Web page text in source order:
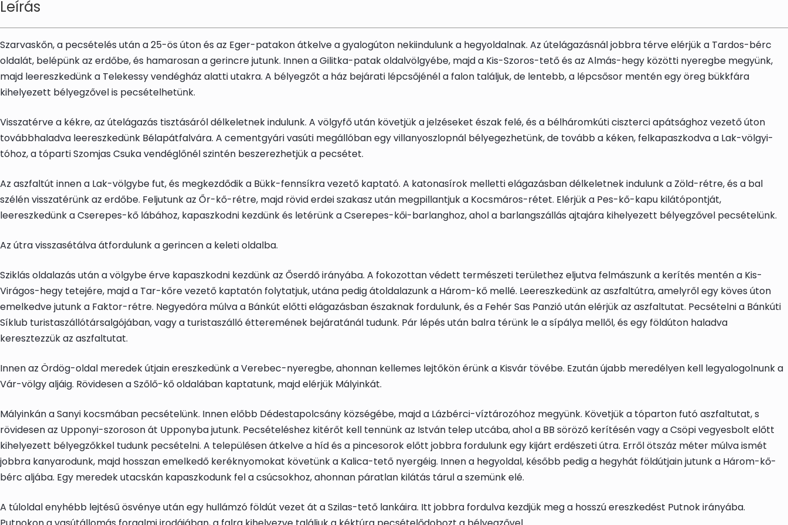
Leírás
Szarvaskőn, a pecsételés után a 25-ös úton és az Eger-patakon átkelve a gyalogúton nekiindulunk a hegyoldalnak. Az útelágazásnál jobbra térve elérjük a Tardos-bérc
oldalát, belépünk az erdőbe, és hamarosan a gerincre jutunk. Innen a Gilitka-patak oldalvölgyébe, majd a Kis-Szoros-tető és az Almás-hegy közötti nyeregbe megyünk,
majd leereszkedünk a Telekessy vendégház alatti utakra. A bélyegzőt a ház bejárati lépcsőjénél a falon találjuk, de lentebb, a lépcsősor mentén egy öreg bükkfára
kihelyezett bélyegzővel is pecsételhetünk.
Visszatérve a kékre, az útelágazás tisztásáról délkeletnek indulunk. A völgyfő után követjük a jelzéseket észak felé, és a bélháromkúti ciszterci apátsághoz vezető úton
továbbhaladva leereszkedünk Bélapátfalvára. A cementgyári vasúti megállóban egy villanyoszlopnál bélyegezhetünk, de tovább a kéken, felkapaszkodva a Lak-völgyi-
tóhoz, a tóparti Szomjas Csuka vendéglőnél szintén beszerezhetjük a pecsétet.
Az aszfaltút innen a Lak-völgybe fut, és megkezdődik a Bükk-fennsíkra vezető kaptató. A katonasírok melletti elágazásban délkeletnek indulunk a Zöld-rétre, és a bal
szélén visszatérünk az erdőbe. Feljutunk az Őr-kő-rétre, majd rövid erdei szakasz után megpillantjuk a Kocsmáros-rétet. Elérjük a Pes-kő-kapu kilátópontját,
leereszkedünk a Cserepes-kő lábához, kapaszkodni kezdünk és letérünk aCserepes-kői-barlanghoz, ahol a barlangszállás ajtajára kihelyezett bélyegzővel pecsételünk.
Az útra visszasétálva átfordulunk a gerincen a keleti oldalba.
Sziklás oldalazás után a völgybe érve kapaszkodni kezdünk az Őserdő irányába. A fokozottan védett természeti területhez eljutva felmászunk a kerítés mentén a Kis-
Virágos-hegy tetejére, majd a Tar-kőre vezető kaptatón folytatjuk, utána pedig átoldalazunk a Három-kő mellé. Leereszkedünk az aszfaltútra, amelyről egy köves úton
emelkedve jutunk a Faktor-rétre. Negyedóra múlva a Bánkút előtti elágazásban északnak fordulunk, és a Fehér Sas Panzió után elérjük az aszfaltutat. Pecsételni a Bánkúti
Síklub turistaszállótársalgójában, vagy a turistaszálló étteremének bejáratánál tudunk. Pár lépés után balra térünk le a sípálya mellől, és egy földúton haladva
keresztezzük az aszfaltutat.
Innen az Ördög-oldal meredek útjain ereszkedünk a Verebec-nyeregbe, ahonnan kellemes lejtőkön érünk a Kisvár tövébe. Ezután újabb meredélyen kell legyalogolnunk a
Vár-völgy aljáig. Rövidesen a Szőlő-kő oldalában kaptatunk, majd elérjük Mályinkát.
Mályinkána Sanyi kocsmában pecsételünk. Innen előbb Dédestapolcsány községébe, majd a Lázbérci-víztározóhoz megyünk. Követjük a tóparton futó aszfaltutat, s
rövidesen az Upponyi-szoroson át Upponyba jutunk. Pecsételéshez kitérőt kell tennünk az István telep utcába, ahol a BB söröző kerítésén vagy a Csöpi vegyesbolt előtt
kihelyezett bélyegzőkkel tudunk pecsételni. A településen átkelve a híd és a pincesorok előtt jobbra fordulunk egy kijárt erdészeti útra. Erről ötszáz méter múlva ismét
jobbra kanyarodunk, majd hosszan emelkedő keréknyomokat követünk a Kalica-tető nyergéig. Innen a hegyoldal, később pedig a hegyhát földútjain jutunk a Három-kő-
bérc aljába. Egy meredek utacskán kapaszkodunk fel a csúcsokhoz, ahonnan páratlan kilátás tárul a szemünk elé.
A túloldal enyhébb lejtésű ösvénye után egy hullámzó földút vezet át a Szilas-tető lankáira. Itt jobbra fordulva kezdjük meg a hosszú ereszkedést Putnokirányába.